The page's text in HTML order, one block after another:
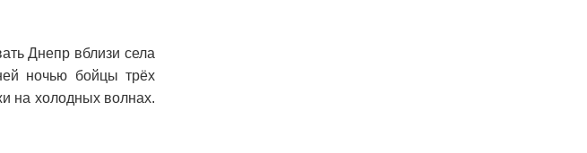
Днепр вблизи села
ночью бойцы трёх
на холодных волнах.